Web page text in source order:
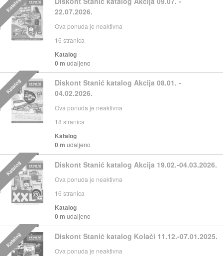
22.07.2026.
Ova ponuda je neaktivna
16 stranica
Katalog
0 m udaljeno
Katalog
Diskont Stanić katalog Akcija 08.01. -
04.02.2026.
Ova ponuda je neaktivna
18 stranica
Katalog
0 m udaljeno
Katalog
Diskont Stanić katalog Akcija 19.02.-04.03.2026.
Ova ponuda je neaktivna
16 stranica
Katalog
0 m udaljeno
Katalog
Diskont Stanić katalog Kolači 11.12.-07.01.2025.
Ova ponuda je neaktivna
Katalog